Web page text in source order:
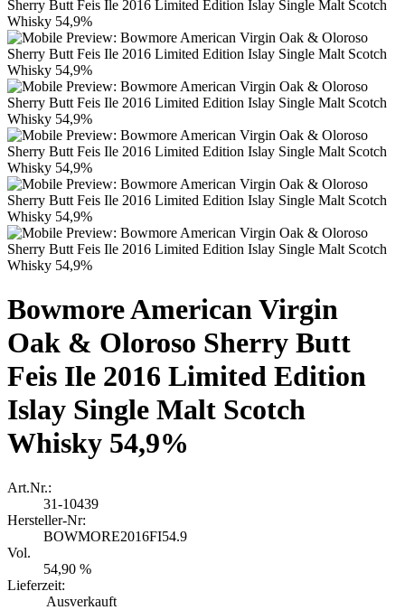
Bowmore American Virgin
Oak & Oloroso Sherry Butt
Feis Ile 2016 Limited Edition
Islay Single Malt Scotch
Whisky 54,9%
Art.Nr.:
31-10439
Hersteller-Nr:
BOWMORE2016FI54.9
Vol.
54,90 %
Lieferzeit:
Ausverkauft